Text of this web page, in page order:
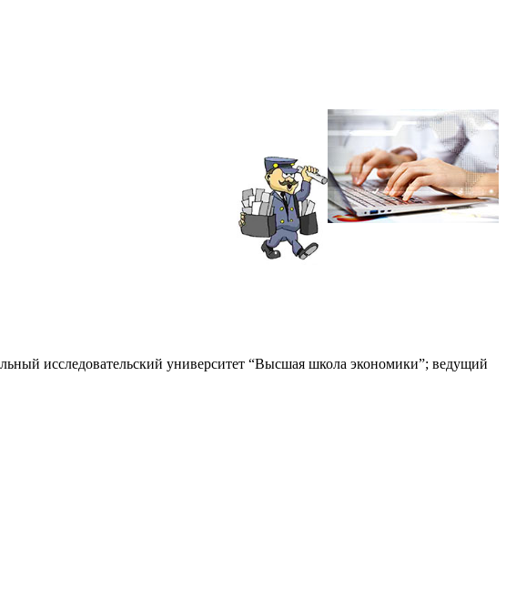
исследовательский университет “Высшая школа экономики”; ведущий